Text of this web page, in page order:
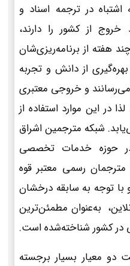
اشتباه در ترجمه اسناد و
از کشور را دارند،
هفته از برنامه‌ریزی‌شان
از دانش و تجربه
و خروجی معتبری
در این موارد استفاده از
شبکه مترجمین اشراق
حوزه خدمات تخصصی
رسمی معتبر قوه
توجه به سابقه درخشان
به‌عنوان مطمئن‌ترین
کشور شناخته‌شده است.
معیار بسیار برجسته